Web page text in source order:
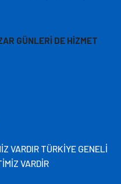
GÜNLERİ DE HİZMET
VARDIR TÜRKİYE GENELİ
VARDİR